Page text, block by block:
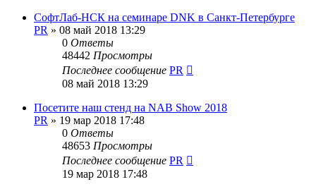
СофтЛаб-НСК на семинаре DNK в Санкт-Петербурге
PR » 08 май 2018 13:29
0 Ответы
48442 Просмотры
Последнее сообщение PR
08 май 2018 13:29
Посетите наш стенд на NAB Show 2018
PR » 19 мар 2018 17:48
0 Ответы
48653 Просмотры
Последнее сообщение PR
19 мар 2018 17:48